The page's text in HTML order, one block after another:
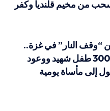
من مخيم قلنديا وكفر
من “وقف النار” في غزة..
اليونيسف: 300 طفل شهيد ووعود
إلى مأساة يومية